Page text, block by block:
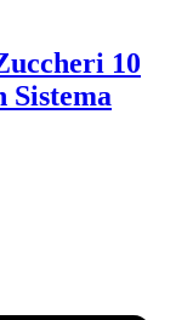
10
Sistema